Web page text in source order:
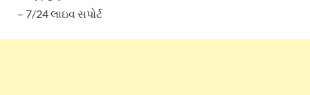
– 7/24 લાઇવ સપોર્ટ